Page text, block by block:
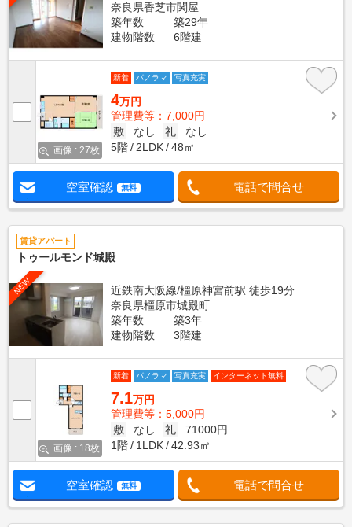
奈良県香芝市関屋
築年数
築29年
建物階数
6階建
画像 : 27枚
新着 パノラマ 写真充実
4万円
管理費等：7,000円
敷
なし 礼
なし
5階
2LDK 48㎡
空室確認 無料 電話で問合せ
賃貸アパート
トゥールモンド城殿
NEW
近鉄南大阪線/橿原神宮前駅 徒歩19分
奈良県橿原市城殿町
築年数
築3年
建物階数
3階建
画像 : 18枚
新着 パノラマ 写真充実 インターネット無料
7.1万円
管理費等：5,000円
敷
なし 礼
71000円
1階
1LDK 42.93㎡
空室確認 無料 電話で問合せ